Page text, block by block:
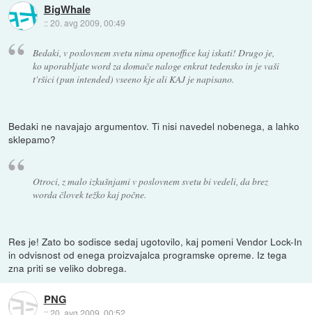
BigWhale
::20. avg 2009, 00:49
Bedaki, v poslovnem svetu nima openoffice kaj iskati! Drugo je,
ko uporabljate word za domače naloge enkrat tedensko in je vaši
t'ršici (pun intended) vseeno kje ali KAJ je napisano.
Bedaki ne navajajo argumentov. Ti nisi navedel nobenega, a lahko
sklepamo?
Otroci, z malo izkušnjami v poslovnem svetu bi vedeli, da brez
worda človek težko kaj počne.
Res je! Zato bo sodisce sedaj ugotovilo, kaj pomeni Vendor Lock-In
in odvisnost od enega proizvajalca programske opreme. Iz tega
zna priti se veliko dobrega.
PNG
::20. avg 2009, 00:52